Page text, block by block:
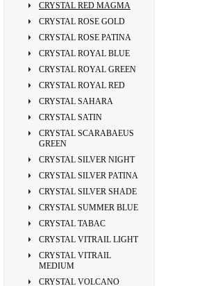
CRYSTAL RED MAGMA
CRYSTAL ROSE GOLD
CRYSTAL ROSE PATINA
CRYSTAL ROYAL BLUE
CRYSTAL ROYAL GREEN
CRYSTAL ROYAL RED
CRYSTAL SAHARA
CRYSTAL SATIN
CRYSTAL SCARABAEUS
GREEN
CRYSTAL SILVER NIGHT
CRYSTAL SILVER PATINA
CRYSTAL SILVER SHADE
CRYSTAL SUMMER BLUE
CRYSTAL TABAC
CRYSTAL VITRAIL LIGHT
CRYSTAL VITRAIL
MEDIUM
CRYSTAL VOLCANO